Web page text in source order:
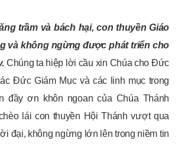
trầm và bách hại, con thuyền Giáo
và không ngừng được phát triển cho
Chúng ta hiệp lời cầu xin Chúa cho Đức
Đức Giám Mục và các linh mục trong
đầy ơn khôn ngoan của Chúa Thánh
lái con thuyền Hội Thánh vượt qua
đại, không ngừng lớn lên trong niềm tin